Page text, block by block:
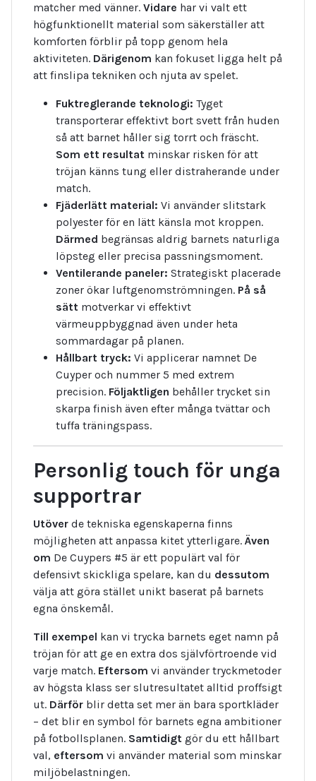
matcher med vänner. Vidare har vi valt ett
högfunktionellt material som säkerställer att
komforten förblir på topp genom hela
aktiviteten. Därigenom kan fokuset ligga helt på
att finslipa tekniken och njuta av spelet.
Fuktreglerande teknologi: Tyget
transporterar effektivt bort svett från huden
så att barnet håller sig torrt och fräscht.
Som ett resultat minskar risken för att
tröjan känns tung eller distraherande under
match.
Fjäderlätt material: Vi använder slitstark
polyester för en lätt känsla mot kroppen.
Därmed begränsas aldrig barnets naturliga
löpsteg eller precisa passningsmoment.
Ventilerande paneler: Strategiskt placerade
zoner ökar luftgenomströmningen. På så
sätt motverkar vi effektivt
värmeuppbyggnad även under heta
sommardagar på planen.
Hållbart tryck: Vi applicerar namnet De
Cuyper och nummer 5 med extrem
precision. Följaktligen behåller trycket sin
skarpa finish även efter många tvättar och
tuffa träningspass.
Personlig touch för unga
supportrar
Utöver de tekniska egenskaperna finns
möjligheten att anpassa kitet ytterligare. Även
om De Cuypers #5 är ett populärt val för
defensivt skickliga spelare, kan du dessutom
välja att göra stället unikt baserat på barnets
egna önskemål.
Till exempel kan vi trycka barnets eget namn på
tröjan för att ge en extra dos självförtroende vid
varje match. Eftersom vi använder tryckmetoder
av högsta klass ser slutresultatet alltid proffsigt
ut. Därför blir detta set mer än bara sportkläder
– det blir en symbol för barnets egna ambitioner
på fotbollsplanen. Samtidigt gör du ett hållbart
val, eftersom vi använder material som minskar
miljöbelastningen.